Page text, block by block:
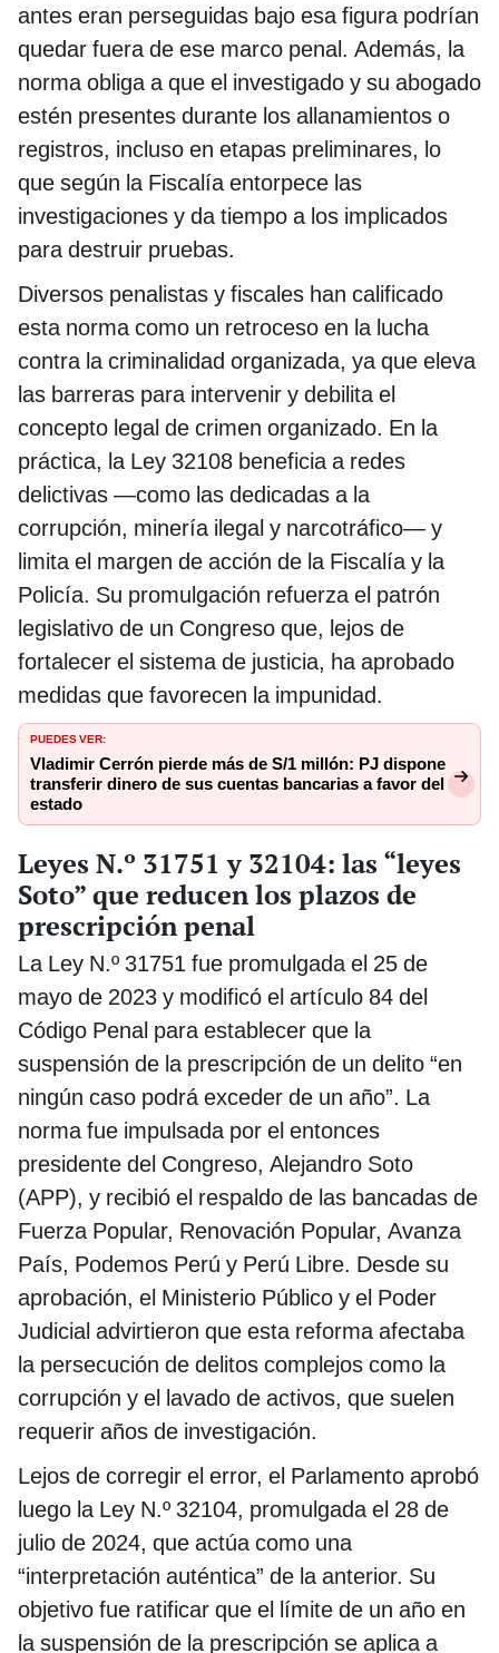
antes eran perseguidas bajo esa figura podrían
quedar fuera de ese marco penal. Además, la
norma obliga a que el investigado y su abogado
estén presentes durante los allanamientos o
registros, incluso en etapas preliminares, lo
que según la Fiscalía entorpece las
investigaciones y da tiempo a los implicados
para destruir pruebas.
Diversos penalistas y fiscales han calificado
esta norma como un retroceso en la lucha
contra la criminalidad organizada, ya que eleva
las barreras para intervenir y debilita el
concepto legal de crimen organizado. En la
práctica, la Ley 32108 beneficia a redes
delictivas —como las dedicadas a la
corrupción, minería ilegal y narcotráfico— y
limita el margen de acción de la Fiscalía y la
Policía. Su promulgación refuerza el patrón
legislativo de un Congreso que, lejos de
fortalecer el sistema de justicia, ha aprobado
medidas que favorecen la impunidad.
PUEDES VER:
Vladimir Cerrón pierde más de S/1 millón: PJ dispone
transferir dinero de sus cuentas bancarias a favor del
estado
Leyes N.º 31751 y 32104: las “leyes
Soto” que reducen los plazos de
prescripción penal
La Ley N.º 31751 fue promulgada el 25 de
mayo de 2023 y modificó el artículo 84 del
Código Penal para establecer que la
suspensión de la prescripción de un delito “en
ningún caso podrá exceder de un año”. La
norma fue impulsada por el entonces
presidente del Congreso, Alejandro Soto
(APP), y recibió el respaldo de las bancadas de
Fuerza Popular, Renovación Popular, Avanza
País, Podemos Perú y Perú Libre. Desde su
aprobación, el Ministerio Público y el Poder
Judicial advirtieron que esta reforma afectaba
la persecución de delitos complejos como la
corrupción y el lavado de activos, que suelen
requerir años de investigación.
Lejos de corregir el error, el Parlamento aprobó
luego la Ley N.º 32104, promulgada el 28 de
julio de 2024, que actúa como una
“interpretación auténtica” de la anterior. Su
objetivo fue ratificar que el límite de un año en
la suspensión de la prescripción se aplica a